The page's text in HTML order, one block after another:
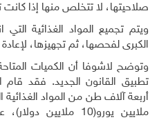
صلاحيتها، لا تتخلص منها إذا
ويتم تجميع المواد الغذائية التي
الكبرى لفحصها، ثم تجهيزها، لإعادة
وتوضح لاشوفا أن الكميات
تطبيق القانون الجديد. فقد قام
أربعة آلاف طن من المواد